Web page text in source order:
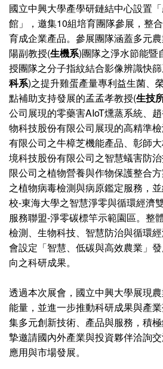
國立中興大學產學研鏈結中心設置
館」，邀集10組培育團隊參展，整
育成企業產品。參展團隊涵蓋多元
陽副教授(生機系)團隊之淨水節能暨
授團隊之分子指紋結合影像辨識快
科系)之提升雞蛋產量專利益生菌、
點補助支持發展的孟孟孝教授(生技
公司展現的零藥害AIoT燻蒸系統、
物科技股份有限公司展現的高精準
有限公司之牛樟芝機能產品、彰師
境科技股份有限公司之智慧蟻害防
限公司之植物營養與作物保護整合
之植物病毒檢測與病原鑑定服務，
校-東海大學之智慧淨零與循環經濟
服務聯盟-淨零碳標竿示範園區。整
檢測、生物科技、智慧防治與循環
會設定「智慧、低碳與高效農業」
向之科研成果。
透過本次展會，國立中興大學展現
能量，並進一步推動科研成果與產
集多元創新技術、產品與服務，積
摯邀請國內外產業與投資夥伴洽詢
應用與市場發展。